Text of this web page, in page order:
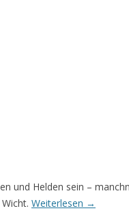
und Helden sein –
Weiterlesen →